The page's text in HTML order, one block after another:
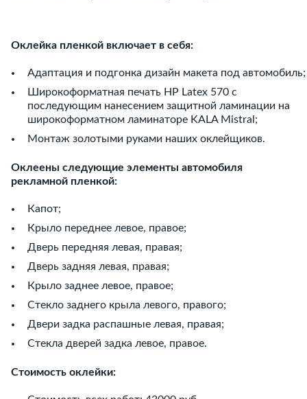
Оклейка пленкой включает в себя:
Адаптация и подгонка дизайн макета под автомобиль;
Широкоформатная печать HP Latex 570 c
последующим нанесением защитной ламинации на
широкоформатном ламинаторе KALA Mistral;
Монтаж золотыми руками наших оклейщиков.
Оклеены следующие элементы автомобиля
рекламной пленкой:
Капот;
Крыло переднее левое, правое;
Дверь передняя левая, правая;
Дверь задняя левая, правая;
Крыло заднее левое, правое;
Стекло заднего крыла левого, правого;
Двери задка распашные левая, правая;
Стекла дверей задка левое, правое.
Стоимость оклейки: